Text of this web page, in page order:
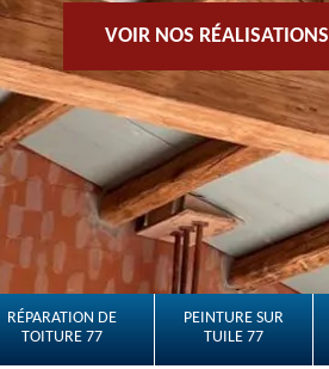
VOIR NOS RÉALISATIONS
RÉPARATION DE
TOITURE 77
PEINTURE SUR
TUILE 77